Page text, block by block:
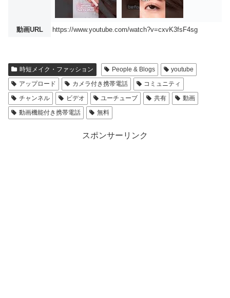
動画URL https://www.youtube.com/watch?v=cxvK3fsF4sg
時短メイク・ファッション People & Blogs
youtube
アップロード
カメラ付き携帯電話
コミュニティ
チャンネル
ビデオ ユーチューブ 共有
動画
動画機能付き携帯電話
無料
スポンサーリンク